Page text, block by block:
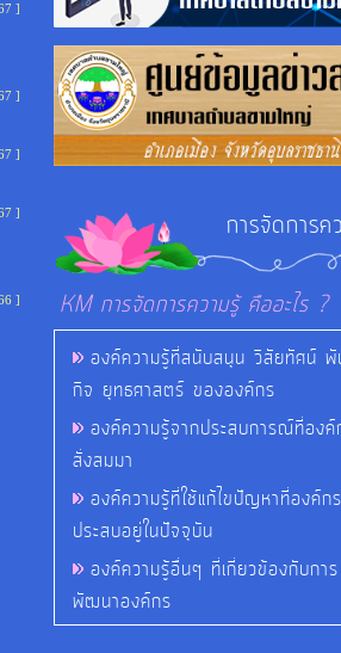
]
]
]
]
]
การจัดการค
KM การจัดการความรู้ คืออะไร ?
องค์ความรู้ที่สนับสนุน วิสัยทัศน์ พั
กิจ ยุทธศาสตร์ ขององค์กร
องค์ความรู้จากประสบการณ์ที่องค์
สั่งสมมา
องค์ความรู้ที่ใช้แก้ไขปัญหาที่องค์กร
ประสบอยู่ในปัจจุบัน
องค์ความรู้อื่นๆ ที่เกี่ยวข้องกับการ
พัฒนาองค์กร